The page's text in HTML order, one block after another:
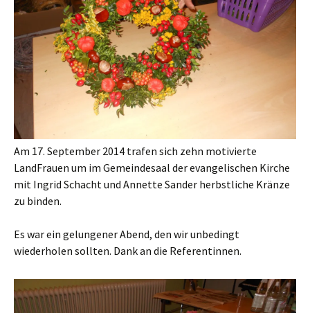
Am 17. September 2014 trafen sich zehn motivierte
LandFrauen um im Gemeindesaal der evangelischen Kirche
mit Ingrid Schacht und Annette Sander herbstliche Kränze
zu binden.
Es war ein gelungener Abend, den wir unbedingt
wiederholen sollten. Dank an die Referentinnen.